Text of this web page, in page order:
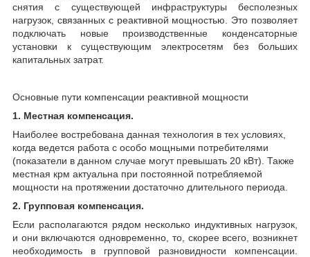
снятия с существующей инфраструктуры бесполезных
нагрузок, связанных с реактивной мощностью. Это позволяет
подключать новые производственные конденсаторные
установки к существующим электросетям без больших
капитальных затрат.
Основные пути компенсации реактивной мощности
1. Местная компенсация.
Наиболее востребована данная технология в тех условиях,
когда ведется работа с особо мощными потребителями
(показатели в данном случае могут превышать 20 кВт). Также
местная крм актуальна при постоянной потребляемой
мощности на протяжении достаточно длительного периода.
2. Групповая компенсация.
Если располагаются рядом несколько индуктивных нагрузок,
и они включаются одновременно, то, скорее всего, возникнет
необходимость в групповой разновидности компенсации.